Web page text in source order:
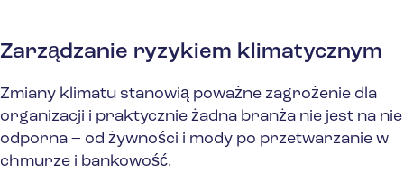
Zarządzanie ryzykiem klimatycznym
Zmiany klimatu stanowią poważne zagrożenie dla
organizacji i praktycznie żadna branża nie jest na nie
odporna – od żywności i mody po przetwarzanie w
chmurze i bankowość.